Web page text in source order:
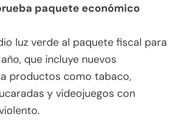
paquete económico
luz verde al paquete fiscal para
que incluye nuevos
productos como tabaco,
y videojuegos con